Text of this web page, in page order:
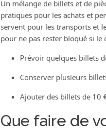
Un mélange de billets et de
pratiques pour les achats et
servent pour les transports et
pour ne pas rester bloqué si le
Prévoir quelques billets
Conserver plusieurs
Ajouter des billets de 10
Que faire de